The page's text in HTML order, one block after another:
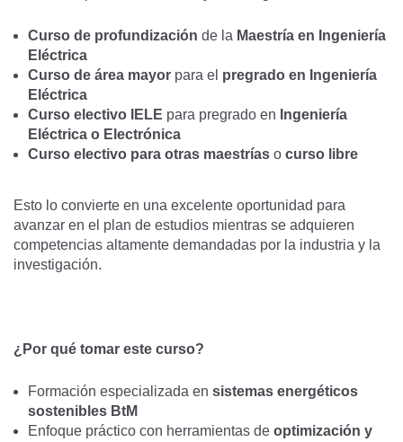
Curso de profundización de la Maestría en Ingeniería
Eléctrica
Curso de área mayor para el pregrado en Ingeniería
Eléctrica
Curso electivo IELE para pregrado en Ingeniería
Eléctrica o Electrónica
Curso electivo para otras maestrías o curso libre
Esto lo convierte en una excelente oportunidad para
avanzar en el plan de estudios mientras se adquieren
competencias altamente demandadas por la industria y la
investigación.
¿Por qué tomar este curso?
Formación especializada en sistemas energéticos
sostenibles BtM
Enfoque práctico con herramientas de optimización y